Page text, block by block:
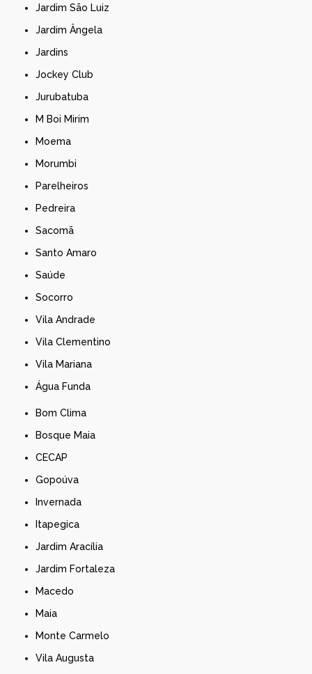
Jardim São Luiz
Jardim Ângela
Jardins
Jockey Club
Jurubatuba
M Boi Mirim
Moema
Morumbi
Parelheiros
Pedreira
Sacomã
Santo Amaro
Saúde
Socorro
Vila Andrade
Vila Clementino
Vila Mariana
Água Funda
Bom Clima
Bosque Maia
CECAP
Gopoúva
Invernada
Itapegica
Jardim Aracília
Jardim Fortaleza
Macedo
Maia
Monte Carmelo
Vila Augusta